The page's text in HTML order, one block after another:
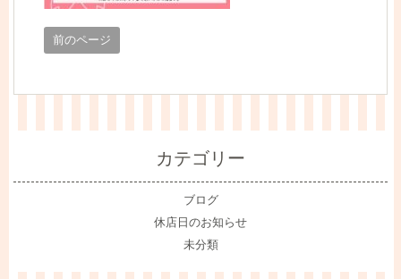
前のページ
カテゴリー
ブログ
休店日のお知らせ
未分類